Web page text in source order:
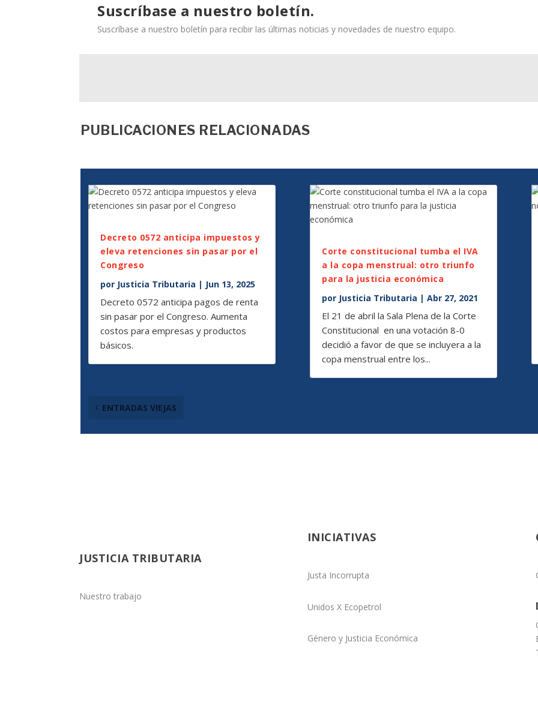
Suscríbase a nuestro boletín.
Suscríbase a nuestro boletín para recibir las últimas noticias y novedades de nuestro equipo.
PUBLICACIONES RELACIONADAS
Decreto 0572 anticipa impuestos y
eleva retenciones sin pasar por el
Congreso
por Justicia Tributaria | Jun 13, 2025
Decreto 0572 anticipa pagos de renta
sin pasar por el Congreso. Aumenta
costos para empresas y productos
básicos.
Corte constitucional tumba el IVA
a la copa menstrual: otro triunfo
para la justicia económica
por Justicia Tributaria |Abr 27, 2021
El 21 de abril la Sala Plena de la Corte
Constitucional en una votación 8-0
decidió a favor de que se incluyera a la
copa menstrual entre los...
ENTRADAS VIEJAS
JUSTICIA TRIBUTARIA
Nuestro trabajo
INICIATIVAS
Justa Incorrupta
Unidos X Ecopetrol
Género y Justicia Económica